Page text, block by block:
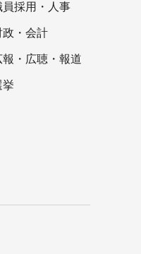
員採用・人事
政・会計
報・広聴・報道
挙